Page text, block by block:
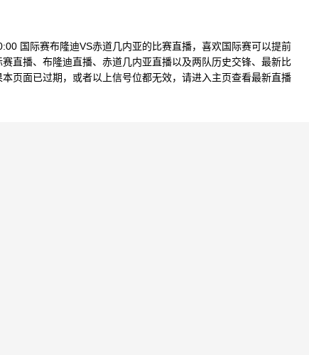
国际赛布隆迪VS赤道几内亚的比赛直播，喜欢国际赛可以提前
直播、布隆迪直播、赤道几内亚直播以及两队历史交锋、最新比
页面已过期，或者以上信号位都无效，请进入主页查看最新直播